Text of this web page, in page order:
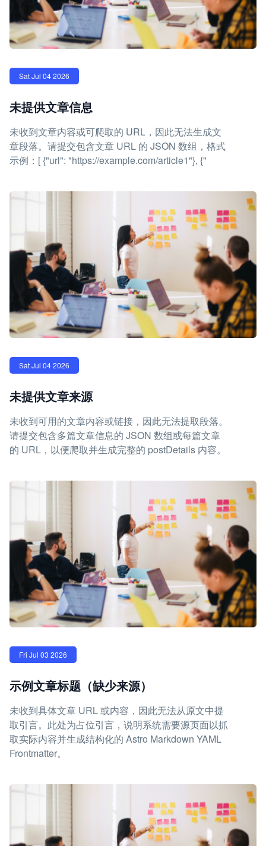
Sat Jul 04 2026
未提供文章信息
未收到文章内容或可爬取的 URL，因此无法生成文
章段落。请提交包含文章 URL 的 JSON 数组，格式
示例：[ {"url": "https://example.com/article1"}, {"
Sat Jul 04 2026
未提供文章来源
未收到可用的文章内容或链接，因此无法提取段落。
请提交包含多篇文章信息的 JSON 数组或每篇文章
的 URL，以便爬取并生成完整的 postDetails 内容。
Fri Jul 03 2026
示例文章标题（缺少来源）
未收到具体文章 URL 或内容，因此无法从原文中提
取引言。此处为占位引言，说明系统需要源页面以抓
取实际内容并生成结构化的 Astro Markdown YAML
Frontmatter。